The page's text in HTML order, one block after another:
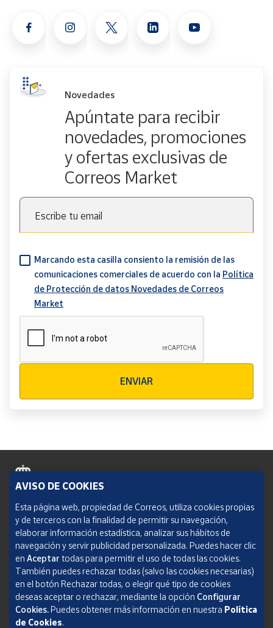
Novedades
Apúntate para recibir
novedades, promociones
y ofertas exclusivas de
Correos Market
Escribe tu email
Marcando esta casilla consiento la remisión de las
comunicaciones comerciales de acuerdo con la Política
de Protección de datos Novedades de Correos
Market
ENVIAR
Política de cookies
Aviso legal
Condiciones del servicio
Política de Privacidad Web
Informe de transparencia
SOCIEDAD ESTATAL CORREOS Y TELÉGRAFOS, S.A., S.M.E. Todos los derechos
AVISO DE COOKIES
Esta página web, propiedad de Correos, utiliza cookies propias
y de terceros con la finalidad de permitir su navegación,
elaborar información estadística, analizar sus hábitos de
navegación y servir publicidad personalizada. Puedes hacer clic
en Aceptar todas para permitir el uso de todas las cookies.
También puedes rechazar todas (salvo las cookies necesarias)
en el botón Rechazar todas, o elegir qué tipo de cookies
deseas aceptar o rechazar, mediante la opción Configurar
Cookies.Puedes obtener más información en nuestra Política
de Cookies.